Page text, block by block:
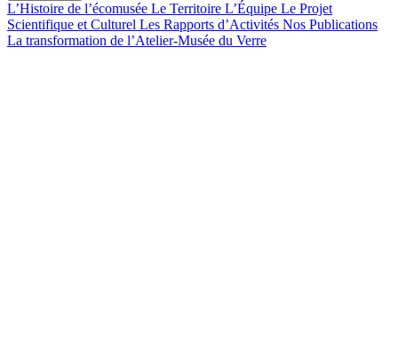
L’Histoire de l’écomusée Le Territoire L’Équipe Le Projet
Scientifique et Culturel Les Rapports d’Activités Nos Publications
La transformation de l’Atelier-Musée du Verre